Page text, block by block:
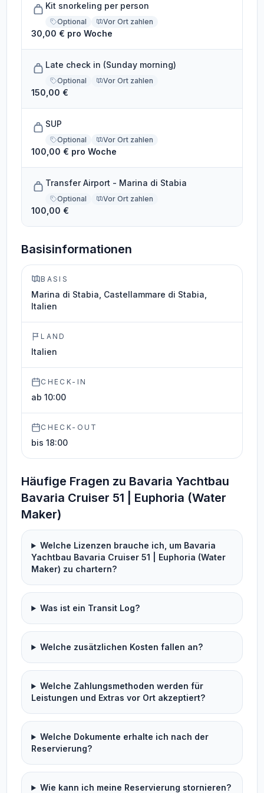
Kit snorkeling per person
Optional Vor Ort zahlen
30,00 € pro Woche
Late check in (Sunday morning)
Optional Vor Ort zahlen
150,00 €
SUP
Optional Vor Ort zahlen
100,00 € pro Woche
Transfer Airport - Marina di Stabia
Optional Vor Ort zahlen
100,00 €
Basisinformationen
BASIS
Marina di Stabia, Castellammare di Stabia,
Italien
LAND
Italien
CHECK-IN
ab 10:00
CHECK-OUT
bis 18:00
Häufige Fragen zu Bavaria Yachtbau
Bavaria Cruiser 51 | Euphoria (Water
Maker)
Welche Lizenzen brauche ich, um Bavaria
Yachtbau Bavaria Cruiser 51 | Euphoria (Water
Maker) zu chartern?
Was ist ein Transit Log?
Welche zusätzlichen Kosten fallen an?
Welche Zahlungsmethoden werden für
Leistungen und Extras vor Ort akzeptiert?
Welche Dokumente erhalte ich nach der
Reservierung?
Wie kann ich meine Reservierung stornieren?